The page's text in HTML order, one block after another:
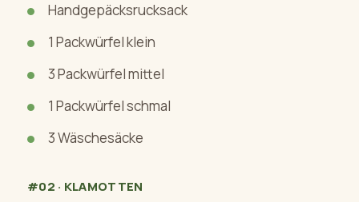
Handgepäcksrucksack
1 Packwürfel klein
3 Packwürfel mittel
1 Packwürfel schmal
3 Wäschesäcke
#02 · KLAMOTTEN